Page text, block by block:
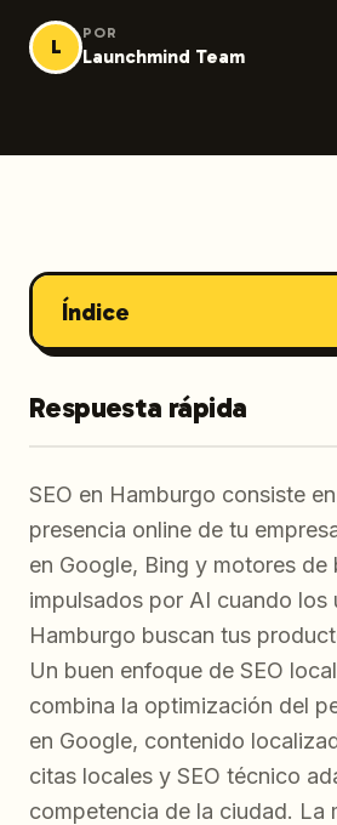
L
POR
Launchmind Team
Índice
Respuesta rápida
SEO en Hamburgo consiste
presencia online de tu
en Google, Bing y motores de
impulsados por AI cuando los
Hamburgo buscan tus
Un buen enfoque de SEO
combina la optimización del
en Google, contenido
citas locales y SEO técnico
competencia de la ciudad. La